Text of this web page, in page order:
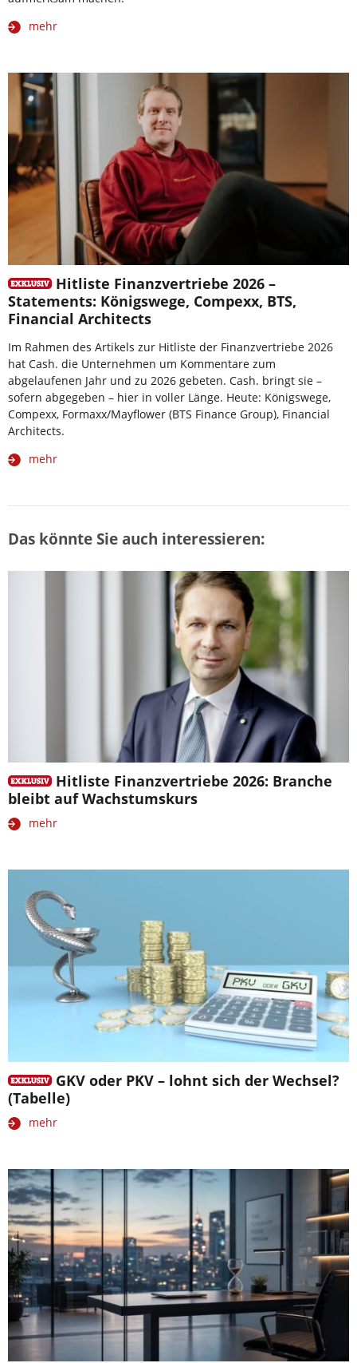
mehr
Hitliste Finanzvertriebe 2026 –
Statements: Königswege, Compexx, BTS,
Financial Architects
Im Rahmen des Artikels zur Hitliste der Finanzvertriebe 2026
hat Cash. die Unternehmen um Kommentare zum
abgelaufenen Jahr und zu 2026 gebeten. Cash. bringt sie –
sofern abgegeben – hier in voller Länge. Heute: Königswege,
Compexx, Formaxx/Mayflower (BTS Finance Group), Financial
Architects.
mehr
Das könnte Sie auch interessieren:
Hitliste Finanzvertriebe 2026: Branche
bleibt auf Wachstumskurs
mehr
GKV oder PKV – lohnt sich der Wechsel?
(Tabelle)
mehr